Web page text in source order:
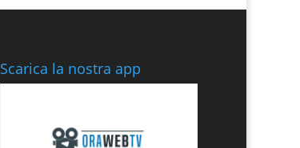
Scarica la nostra app